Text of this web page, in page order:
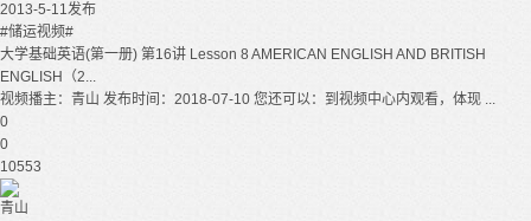
2013-5-11发布
#储运视频#
大学基础英语(第一册) 第16讲 Lesson 8 AMERICAN ENGLISH AND BRITISH
ENGLISH（2...
视频播主：青山 发布时间：2018-07-10 您还可以：到视频中心内观看，体现 ...
0
0
10553
青山